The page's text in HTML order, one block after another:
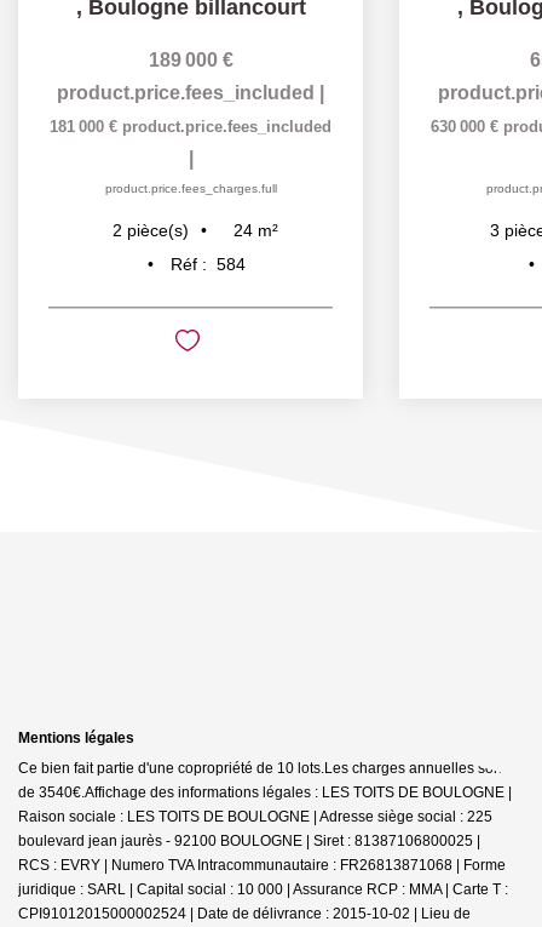
, Boulogne billancourt
189 000 €
product.price.fees_included
181 000 € product.price.fees_included
product.price.fees_charges.full
2 pièce(s) 24 m²
Réf : 584
,
630 000 €
3
Mentions légales
Ce bien fait partie d'une copropriété de 10 lots.Les charges annuelles sont
de 3540€.Affichage des informations légales : LES TOITS DE BOULOGNE |
Raison sociale : LES TOITS DE BOULOGNE | Adresse siège social : 225
boulevard jean jaurès - 92100 BOULOGNE | Siret : 81387106800025 |
RCS : EVRY | Numero TVA Intracommunautaire : FR26813871068 | Forme
juridique : SARL | Capital social : 10 000 | Assurance RCP : MMA | Carte T :
CPI91012015000002524 | Date de délivrance : 2015-10-02 | Lieu de